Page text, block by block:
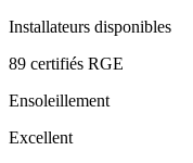
Installateurs disponibles
89 certifiés RGE
Ensoleillement
Excellent